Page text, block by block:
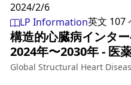
2024/2/6
LP Information英文 107
構造的心臓病インタ
2024年〜2030年‐ 医
Global Structural Heart